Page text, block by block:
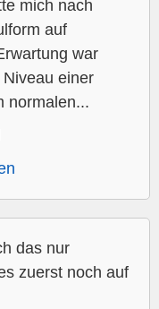
mich nach
auf
war
einer
normalen...
das nur
zuerst noch auf